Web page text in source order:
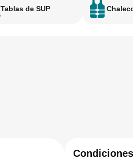
Tablas de SUP